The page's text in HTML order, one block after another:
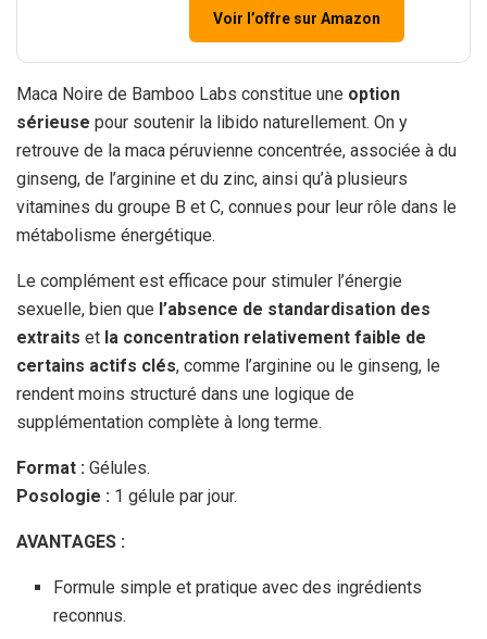
Voir l’offre sur Amazon
Maca Noire de Bamboo Labs constitue une option
sérieuse pour soutenir la libido naturellement. On y
retrouve de la maca péruvienne concentrée, associée à du
ginseng, de l’arginine et du zinc, ainsi qu’à plusieurs
vitamines du groupe B et C, connues pour leur rôle dans le
métabolisme énergétique.
Le complément est efficace pour stimuler l’énergie
sexuelle, bien que l’absence de standardisation des
extraits et la concentration relativement faible de
certains actifs clés, comme l’arginine ou le ginseng, le
rendent moins structuré dans une logique de
supplémentation complète à long terme.
Format : Gélules.
Posologie : 1 gélule par jour.
AVANTAGES :
Formule simple et pratique avec des ingrédients
reconnus.